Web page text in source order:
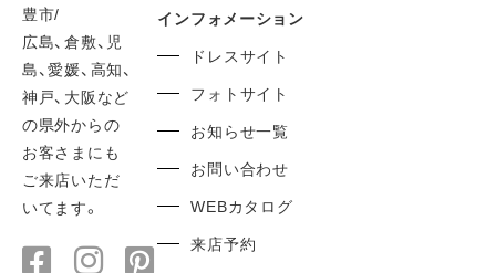
豊市/
広島、倉敷、児
島、愛媛、高知、
神戸、大阪など
の県外からの
お客さまにも
ご来店いただ
いてます。
インフォメーション
ドレスサイト
フォトサイト
お知らせ一覧
お問い合わせ
WEBカタログ
来店予約